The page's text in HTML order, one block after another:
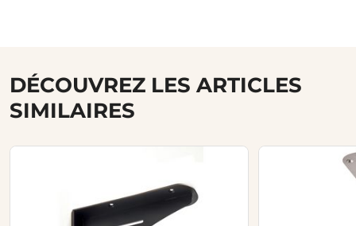
DÉCOUVREZ LES ARTICLES
SIMILAIRES